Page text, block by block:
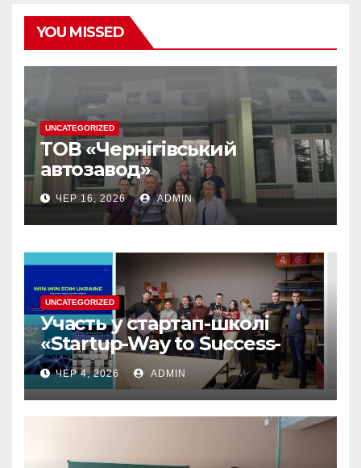
YOU MISSED
UNCATEGORIZED
ТОВ «Чернігівський
автозавод»
ЧЕР 16, 2026 ADMIN
UNCATEGORIZED
Участь у стартап-школі
«Startup-Way to Success-
2026» — цінний досвід для
розвитку власних
інноваційних ідей
ЧЕР 4, 2026 ADMIN